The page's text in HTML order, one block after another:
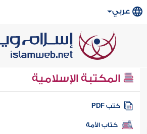
عربي
المكتبة الإسلامية
كتب PDF